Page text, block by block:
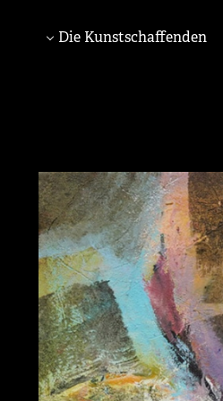
Die Kunstschaffenden